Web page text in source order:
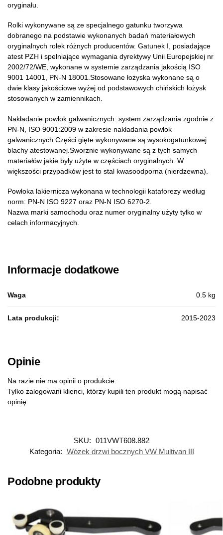
oryginału.
Rolki wykonywane są ze specjalnego gatunku tworzywa
dobranego na podstawie wykonanych badań materiałowych
oryginalnych rolek różnych producentów. Gatunek I, posiadające
atest PZH i spełniające wymagania dyrektywy Unii Europejskiej nr
2002/72/WE, wykonane w systemie zarządzania jakością ISO
9001 14001, PN-N 18001.Stosowane łożyska wykonane są o
dwie klasy jakościowe wyżej od podstawowych chińskich łożysk
stosowanych w zamiennikach.
Nakładanie powłok galwanicznych: system zarządzania zgodnie z
PN-N, ISO 9001:2009 w zakresie nakładania powłok
galwanicznych.Części gięte wykonywane są wysokogatunkowej
blachy atestowanej.Sworznie wykonywane są z tych samych
materiałów jakie były użyte w częściach oryginalnych. W
większości przypadków jest to stal kwasoodporna (nierdzewna).
Powłoka lakiernicza wykonana w technologii kataforezy według
norm: PN-N ISO 9227 oraz PN-N ISO 6270-2.
Nazwa marki samochodu oraz numer oryginalny użyty tylko w
celach informacyjnych.
Informacje dodatkowe
Waga 0.5 kg
Lata produkcji: 2015-2023
Opinie
Na razie nie ma opinii o produkcie.
Tylko zalogowani klienci, którzy kupili ten produkt mogą napisać
opinię.
SKU: 011VWT608.882
Kategoria: Wózek drzwi bocznych VW Multivan III
Podobne produkty